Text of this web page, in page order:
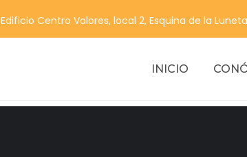
Edificio Centro Valores, local 2, Esquina de la
INICIO